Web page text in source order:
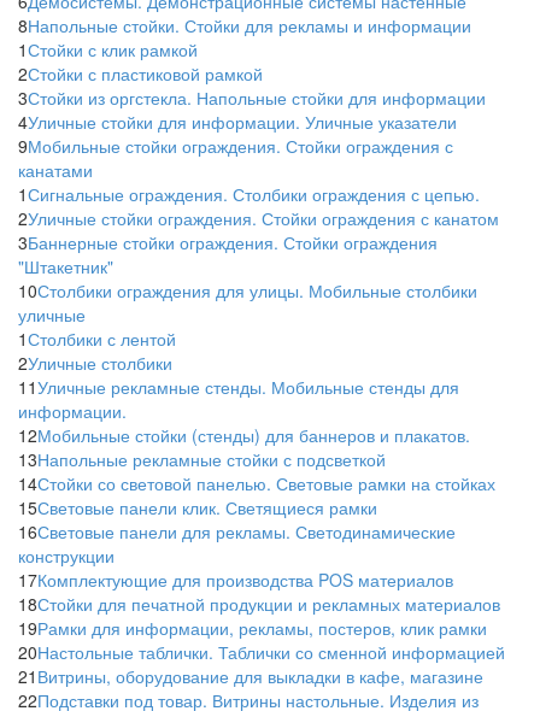
8Напольные стойки. Стойки для рекламы и информации
1Стойки с клик рамкой
2Стойки с пластиковой рамкой
3Стойки из оргстекла. Напольные стойки для информации
4Уличные стойки для информации. Уличные указатели
9Мобильные стойки ограждения. Стойки ограждения с
канатами
1Сигнальные ограждения. Столбики ограждения с цепью.
2Уличные стойки ограждения. Стойки ограждения с канатом
3Баннерные стойки ограждения. Стойки ограждения
"Штакетник"
10Столбики ограждения для улицы. Мобильные столбики
уличные
1Столбики с лентой
2Уличные столбики
11Уличные рекламные стенды. Мобильные стенды для
информации.
12Мобильные стойки (стенды) для баннеров и плакатов.
13Напольные рекламные стойки с подсветкой
14Стойки со световой панелью. Световые рамки на стойках
15Световые панели клик. Светящиеся рамки
16Световые панели для рекламы. Светодинамические
конструкции
17Комплектующие для производства POS материалов
18Стойки для печатной продукции и рекламных материалов
19Рамки для информации, рекламы, постеров, клик рамки
20Настольные таблички. Таблички со сменной информацией
21 Витрины, оборудование для выкладки в кафе, магазине
22Подставки под товар. Витрины настольные. Изделия из